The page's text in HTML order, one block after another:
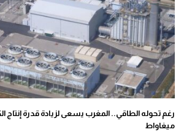
ميغاواط